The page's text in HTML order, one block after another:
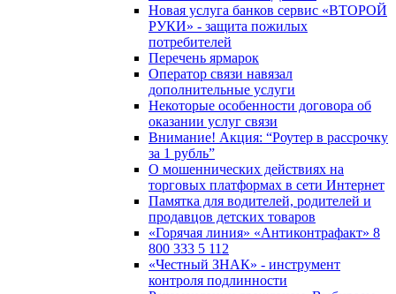
Новая услуга банков сервис «ВТОРОЙ
РУКИ» - защита пожилых
потребителей
Перечень ярмарок
Оператор связи навязал
дополнительные услуги
Некоторые особенности договора об
оказании услуг связи
Внимание! Акция: “Роутер в рассрочку
за 1 рубль”
О мошеннических действиях на
торговых платформах в сети Интернет
Памятка для водителей, родителей и
продавцов детских товаров
«Горячая линия» «Антиконтрафакт» 8
800 333 5 112
«Честный ЗНАК» - инструмент
контроля подлинности